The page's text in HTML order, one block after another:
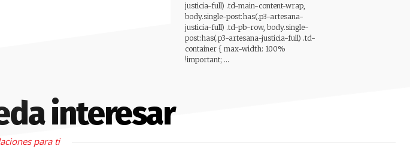
justicia-full) .td-main-content-wrap,
body.single-post:has(.p3-artesana-
justicia-full) .td-pb-row, body.single-
post:has(.p3-artesana-justicia-full) .td-
container { max-width: 100%
!important; ...
interesar
para ti